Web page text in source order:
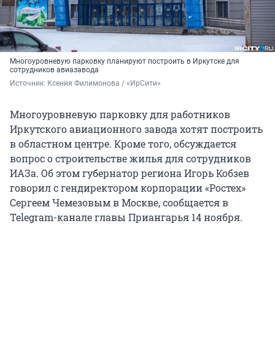
Многоуровневую парковку планируют построить в Иркутске для
сотрудников авиазавода
Источник: Ксения Филимонова / «ИрСити»
Многоуровневую парковку для работников
Иркутского авиационного завода хотят построить
в областном центре. Кроме того, обсуждается
вопрос о строительстве жилья для сотрудников
ИАЗа. Об этом губернатор региона Игорь Кобзев
говорил с гендиректором корпорации «Ростех»
Сергеем Чемезовым в Москве, сообщается в
Telegram-канале главы Приангарья 14 ноября.